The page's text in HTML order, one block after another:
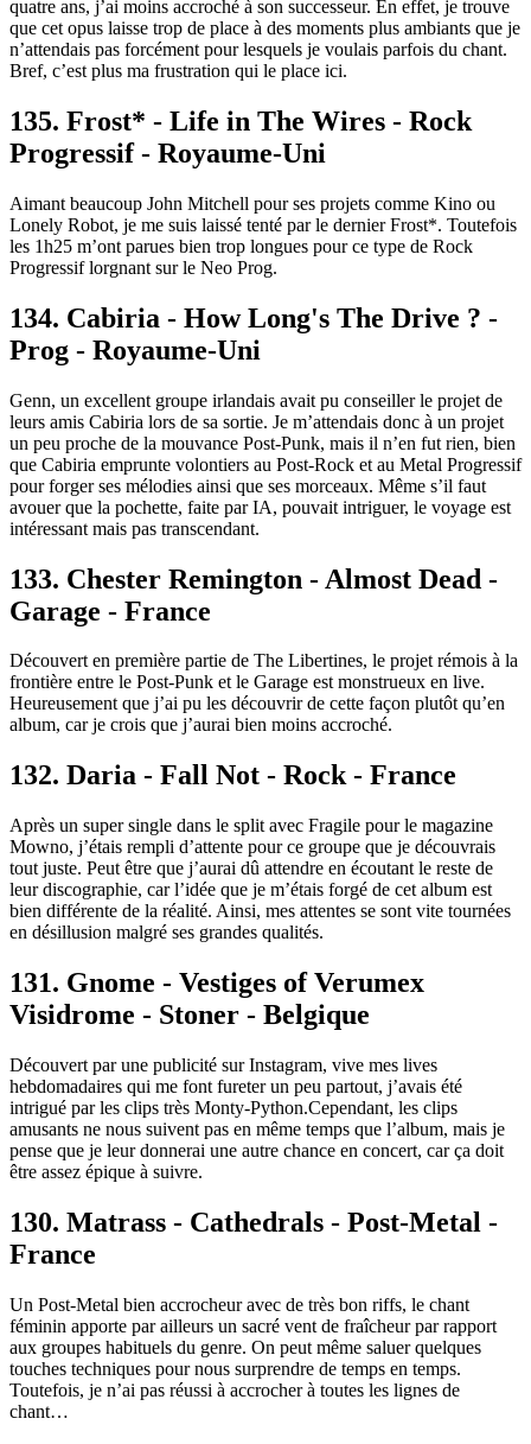
quatre ans, j’ai moins accroché à son successeur. En effet, je trouve
que cet opus laisse trop de place à des moments plus ambiants que je
n’attendais pas forcément pour lesquels je voulais parfois du chant.
Bref, c’est plus ma frustration qui le place ici.
135. Frost* - Life in The Wires - Rock
Progressif - Royaume-Uni
Aimant beaucoup John Mitchell pour ses projets comme Kino ou
Lonely Robot, je me suis laissé tenté par le dernier Frost*. Toutefois
les 1h25 m’ont parues bien trop longues pour ce type de Rock
Progressif lorgnant sur le Neo Prog.
134. Cabiria - How Long's The Drive ? -
Prog - Royaume-Uni
Genn, un excellent groupe irlandais avait pu conseiller le projet de
leurs amis Cabiria lors de sa sortie. Je m’attendais donc à un projet
un peu proche de la mouvance Post-Punk, mais il n’en fut rien, bien
que Cabiria emprunte volontiers au Post-Rock et au Metal Progressif
pour forger ses mélodies ainsi que ses morceaux. Même s’il faut
avouer que la pochette, faite par IA, pouvait intriguer, le voyage est
intéressant mais pas transcendant.
133. Chester Remington - Almost Dead -
Garage - France
Découvert en première partie de The Libertines, le projet rémois à la
frontière entre le Post-Punk et le Garage est monstrueux en live.
Heureusement que j’ai pu les découvrir de cette façon plutôt qu’en
album, car je crois que j’aurai bien moins accroché.
132. Daria - Fall Not - Rock - France
Après un super single dans le split avec Fragile pour le magazine
Mowno, j’étais rempli d’attente pour ce groupe que je découvrais
tout juste. Peut être que j’aurai dû attendre en écoutant le reste de
leur discographie, car l’idée que je m’étais forgé de cet album est
bien différente de la réalité. Ainsi, mes attentes se sont vite tournées
en désillusion malgré ses grandes qualités.
131. Gnome - Vestiges of Verumex
Visidrome - Stoner - Belgique
Découvert par une publicité sur Instagram, vive mes lives
hebdomadaires qui me font fureter un peu partout, j’avais été
intrigué par les clips très Monty-Python.Cependant, les clips
amusants ne nous suivent pas en même temps que l’album, mais je
pense que je leur donnerai une autre chance en concert, car ça doit
être assez épique à suivre.
130. Matrass - Cathedrals - Post-Metal -
France
Un Post-Metal bien accrocheur avec de très bon riffs, le chant
féminin apporte par ailleurs un sacré vent de fraîcheur par rapport
aux groupes habituels du genre. On peut même saluer quelques
touches techniques pour nous surprendre de temps en temps.
Toutefois, je n’ai pas réussi à accrocher à toutes les lignes de
chant…